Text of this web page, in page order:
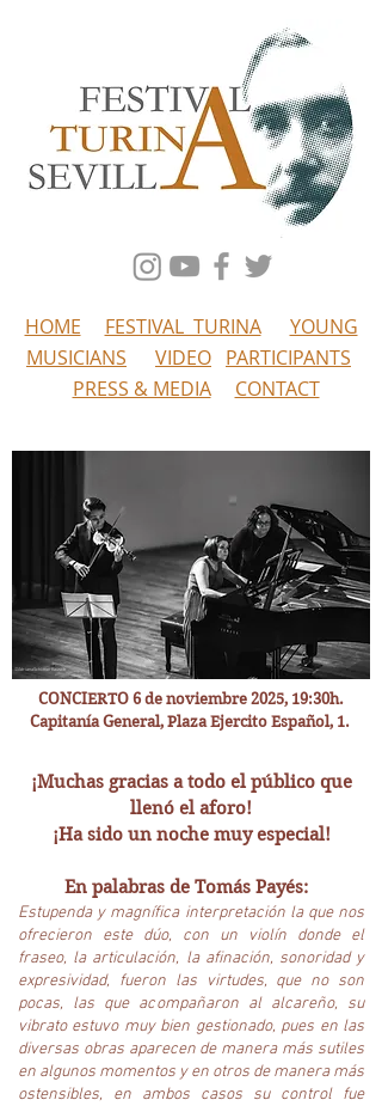
HOME FESTIVAL TURINA
YOUNG
MUSICIANS
VIDEO PARTICIPANTS
PRESS & MEDIA
CONTACT
©AdrianaSchlittlerKausch
CONCIERTO 6 de noviembre 2025, 19:30h.
Capitanía General, Plaza Ejercito Español, 1.
¡Muchas gracias a todo el público que
llenó el aforo!
¡Ha sido un noche muy especial!
En palabras de Tomás Payés:
Estupenda y magnífica interpretación la que nos
ofrecieron este dúo, con un violín donde el
fraseo, la articulación, la afinación, sonoridad y
expresividad, fueron las virtudes, que no son
pocas, las que acompañaron al alcareño, su
vibrato estuvo muy bien gestionado, pues en las
diversas obras aparecen de manera más sutiles
en algunos momentos y en otros de manera más
ostensibles, en ambos casos su control fue